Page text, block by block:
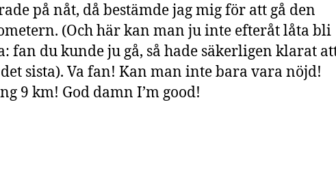
på nåt, då bestämde jag mig för att gå den
(Och här kan man ju inte efteråt låta bli
fan du kunde ju gå, så hade säkerligen klarat
sista). Va fan! Kan man inte bara vara nöjd!
9 km! God damn I’m good!